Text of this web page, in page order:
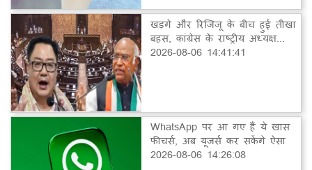
खड़गे और रिजिजू के बीच हुई तीखा
बहस, कांग्रेस के राष्ट्रीय अध्यक्ष...
2026-08-06 14:41:41
WhatsApp पर आ गए हैं ये खास
फीचर्स, अब यूजर्स कर सकेंगे ऐसा
2026-08-06 14:26:08